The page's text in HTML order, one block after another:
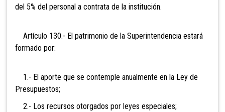
del 5% del personal a contrata de la institución.
Artículo 130.- El patrimonio de la Superintendencia estará
formado por:
1.- El aporte que se contemple anualmente en la Ley de
Presupuestos;
2.- Los recursos otorgados por leyes especiales;